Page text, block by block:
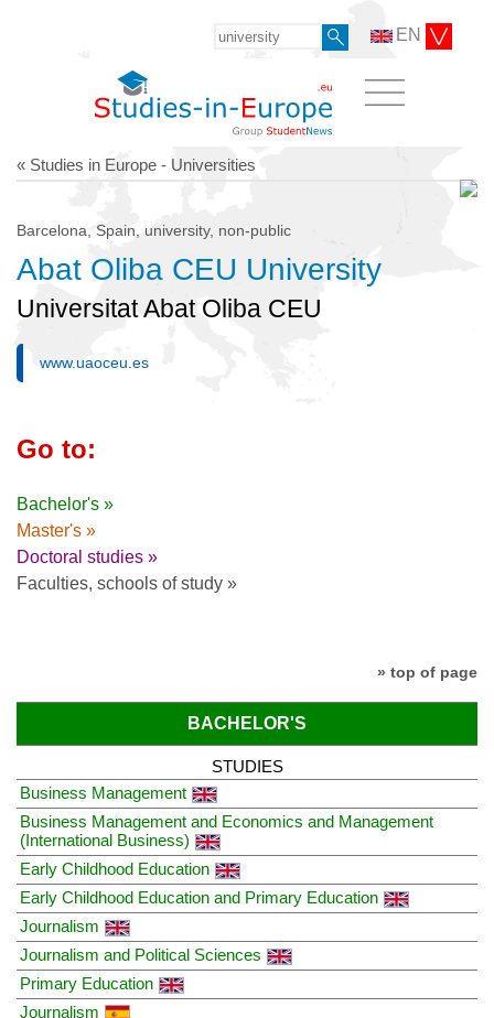
EN
« Studies in Europe - Universities
Barcelona, Spain, university, non-public
Abat Oliba CEU University
Universitat Abat Oliba CEU
www.uaoceu.es
Go to:
Bachelor's »
Master's »
Doctoral studies »
Faculties, schools of study »
» top of page
BACHELOR'S
STUDIES
Business Management
Business Management and Economics and Management
(International Business)
Early Childhood Education
Early Childhood Education and Primary Education
Journalism
Journalism and Political Sciences
Primary Education
Journalism